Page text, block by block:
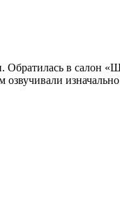
в салон
озвучивали